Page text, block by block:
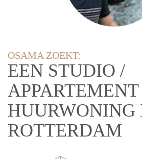
OSAMA ZOEKT:
EEN STUDIO /
HUURWONING
ROTTERDAM